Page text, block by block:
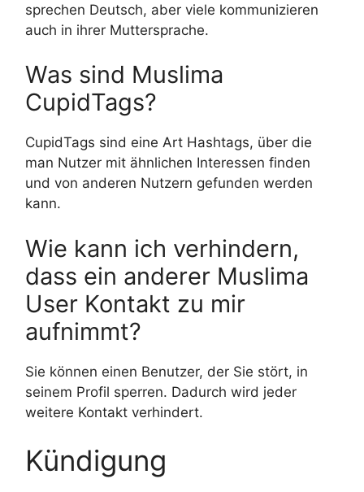
sprechen Deutsch, aber viele kommunizieren
auch in ihrer Muttersprache.
Was sind Muslima
CupidTags?
CupidTags sind eine Art Hashtags, über die
man Nutzer mit ähnlichen Interessen finden
und von anderen Nutzern gefunden werden
kann.
Wie kann ich verhindern,
dass ein anderer Muslima
User Kontakt zu mir
aufnimmt?
Sie können einen Benutzer, der Sie stört, in
seinem Profil sperren. Dadurch wird jeder
weitere Kontakt verhindert.
Kündigung